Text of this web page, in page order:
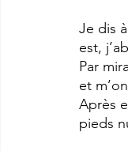
Je dis
est,
Par
et
Après
pieds